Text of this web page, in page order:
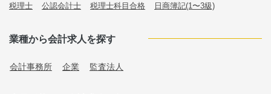
税理士 公認会計士 税理士科目合格 日商簿記(1〜3級)
業種から会計求人を探す
会計事務所 企業 監査法人